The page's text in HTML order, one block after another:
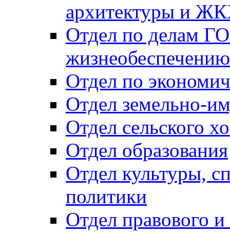
архитектуры и
Отдел по делам
Отдел по
Отдел земельно-
Отдел сельского
Отдел образования
Отдел культуры,
политики
Отдел правового